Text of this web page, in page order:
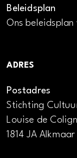
Beleidsplan
Ons
ADRES
Postadres
Stichting
Louise de
1814 JA Alkmaar